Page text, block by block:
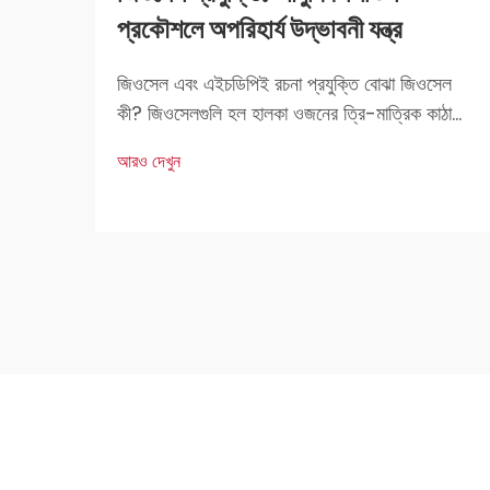
প্রকৌশলে অপরিহার্য উদ্ভাবনী যন্ত্র
জিওসেল এবং এইচডিপিই রচনা প্রযুক্তি বোঝা জিওসেল
কী? জিওসেলগুলি হল হালকা ওজনের ত্রি-মাত্রিক কাঠামো
ব্যবহৃত হয়। প্রকৌশলীদের কাছে এগুলি খুব পছন্দের কারণ
আরও দেখুন